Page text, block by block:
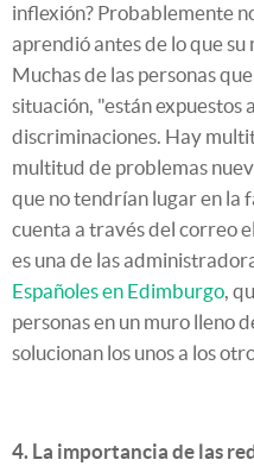
inflexión? Probablemente
aprendió antes de lo que
Muchas de las personas
situación, "están expuestos
discriminaciones. Hay
multitud de problemas
que no tendrían lugar en la
cuenta a través del correo
es una de las
Españoles en Edimburgo ,
personas en un muro lleno
solucionan los unos a los
4. La importancia de las